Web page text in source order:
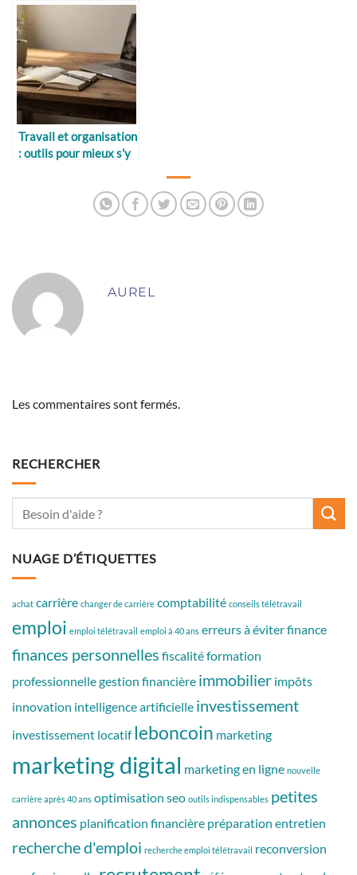
Travail et organisation
: outils pour mieux s’y
AUREL
Les commentaires sont fermés.
RECHERCHER
NUAGE D’ÉTIQUETTES
achat carrière changer de carrière comptabilité conseils télétravail
emploi emploi télétravail emploi à 40 ans erreurs à éviterfinance
finances personnelles fiscalitéformation
professionnellegestion financière immobilier impôts
innovation intelligence artificielle investissement
investissement locatif leboncoin marketing
marketing digital marketing en ligne nouvelle
carrière après 40 ans optimisation seo outils indispensables petites
annonces planification financière préparation entretien
recherche d'emploi recherche emploi télétravail reconversion